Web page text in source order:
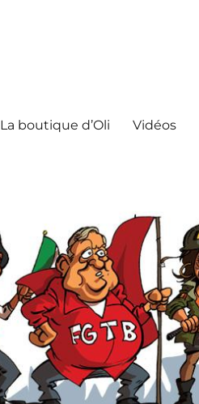
La boutique d’Oli Vidéos